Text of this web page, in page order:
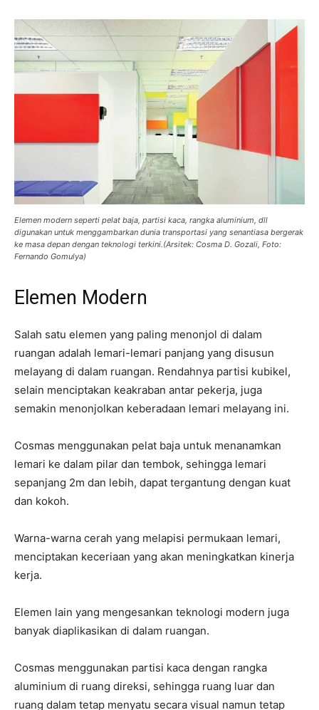
Elemen modern seperti pelat baja, partisi kaca, rangka aluminium, dll
digunakan untuk menggambarkan dunia transportasi yang senantiasa bergerak
ke masa depan dengan teknologi terkini.(Arsitek: Cosma D. Gozali, Foto:
Fernando Gomulya)
Elemen Modern
Salah satu elemen yang paling menonjol di dalam
ruangan adalah lemari-lemari panjang yang disusun
melayang di dalam ruangan. Rendahnya partisi kubikel,
selain menciptakan keakraban antar pekerja, juga
semakin menonjolkan keberadaan lemari melayang ini.
Cosmas menggunakan pelat baja untuk menanamkan
lemari ke dalam pilar dan tembok, sehingga lemari
sepanjang 2m dan lebih, dapat tergantung dengan kuat
dan kokoh.
Warna-warna cerah yang melapisi permukaan lemari,
menciptakan keceriaan yang akan meningkatkan kinerja
kerja.
Elemen lain yang mengesankan teknologi modern juga
banyak diaplikasikan di dalam ruangan.
Cosmas menggunakan partisi kaca dengan rangka
aluminium di ruang direksi, sehingga ruang luar dan
ruang dalam tetap menyatu secara visual namun tetap